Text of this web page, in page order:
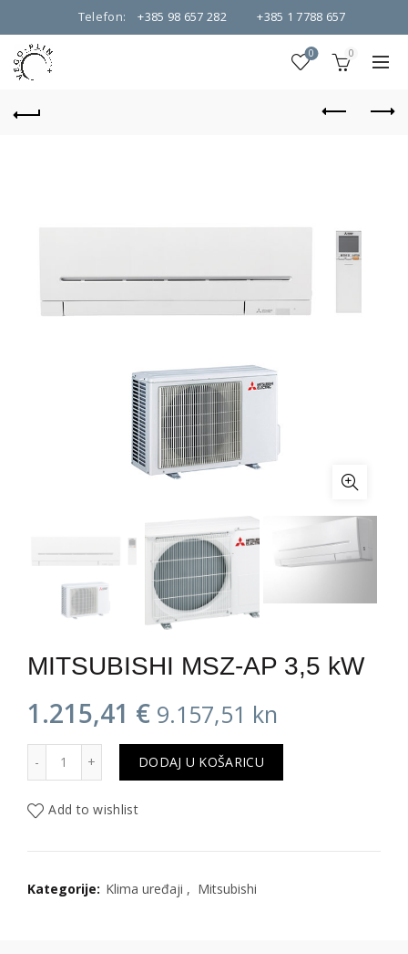
Telefon: +385 98 657 282 +385 1 7788 657
0 0
MITSUBISHI MSZ-AP 3,5 kW
1.215,41 € 9.157,51 kn
MITSUBISHI MSZ-AP 3,5 kW količina
DODAJ U KOŠARICU
Add to wishlist
Kategorije: Klima uređaji , Mitsubishi